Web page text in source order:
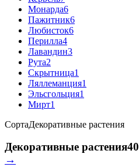
Монарда6
Пажитник6
Любисток6
Перилла4
Лавандин3
Рута2
Скрытница1
Ляллеманция1
Эльсгольция1
Мирт1
СортаДекоративные растения
Декоративные растения
→